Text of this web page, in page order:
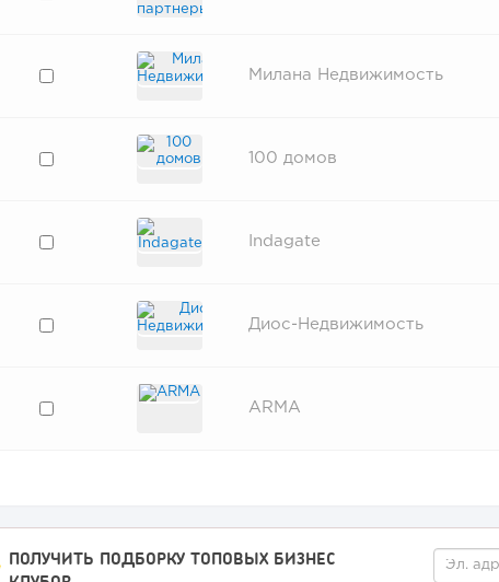
Милана Недвижимость
100 домов
Indagate
Диос-Недвижимость
ARMA
ПОЛУЧИТЬ ПОДБОРКУ ТОПОВЫХ БИЗНЕС